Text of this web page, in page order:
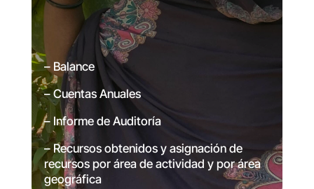
– Balance
– Cuentas Anuales
– Informe de Auditoría
– Recursos obtenidos y asignación de
recursos por área de actividad y por área
geográfica